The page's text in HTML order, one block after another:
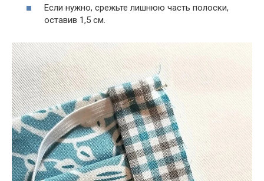
Если нужно, срежьте лишнюю часть полоски,
оставив 1,5 см.